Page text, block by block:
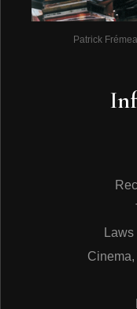
Patrick
Cinema,